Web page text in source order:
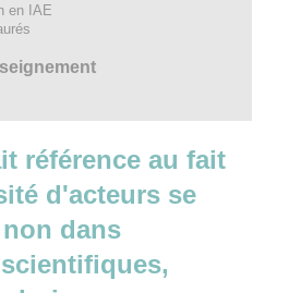
en IAE
référence au fait
d'acteurs se
dans